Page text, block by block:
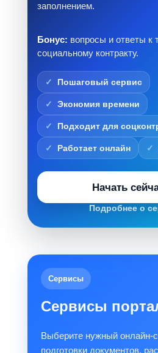
заполнением.
Бонус: вопросы и ответы к
социальному контракту.
Пошаговый сервис
Экономия времени
Подходит для
Работает онлайн
Начать
Подробнее о
Сервисы
Сервисы
Выберите нужный онлайн-
подготовки документов,